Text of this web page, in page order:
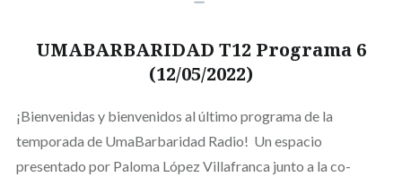
UMABARBARIDAD T12 Programa 6
(12/05/2022)
¡Bienvenidas y bienvenidos al último programa de la
temporada de UmaBarbaridad Radio! Un espacio
presentado por Paloma López Villafranca junto a la co-